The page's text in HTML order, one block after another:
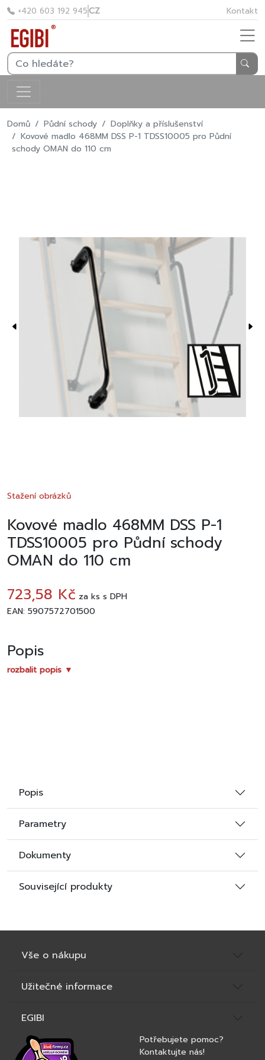
+420 603 192 945CZ Kontakt
Domů Půdní schody
Doplňky a příslušenství
Kovové madlo 468MM DSS P-1 TDSS10005 pro Půdní
schody OMAN do 110 cm
Stažení obrázků
Kovové madlo 468MM DSS P-1
TDSS10005 pro Půdní schody
OMAN do 110 cm
723,58 Kč za ks s DPH
EAN: 5907572701500
Popis
rozbalit popis ▼
Popis
Parametry
Dokumenty
Související produkty
Vše o nákupu
Užitečné informace
EGIBI
Potřebujete pomoc?
Kontaktujte nás!